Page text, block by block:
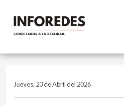
Jueves, 23 de Abril del 2026